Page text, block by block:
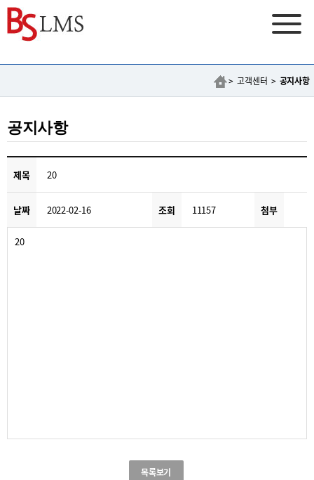
> 고객센터 > 공지사항
공지사항
제목 20
날짜 2022-02-16 조회 11157 첨부
20
목록보기